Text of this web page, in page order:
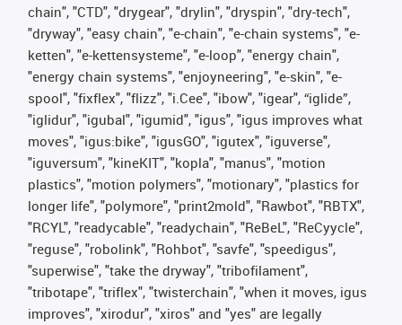
chain", "CTD", "drygear", "drylin", "dryspin", "dry-tech",
"dryway", "easy chain", "e-chain", "e-chain systems", "e-
ketten", "e-kettensysteme", "e-loop", "energy chain",
"energy chain systems", "enjoyneering", "e-skin", "e-
spool", "fixflex", "flizz", "i.Cee", "ibow", "igear", “iglide”,
"iglidur", "igubal", "igumid", "igus", "igus improves what
moves", "igus:bike", "igusGO", "igutex", "iguverse",
"iguversum", "kineKIT", "kopla", "manus", "motion
plastics", "motion polymers", "motionary", "plastics for
longer life", "polymore", "print2mold", "Rawbot", "RBTX",
"RCYL", "readycable", "readychain", "ReBeL", "ReCyycle",
"reguse", "robolink", "Rohbot", "savfe", "speedigus",
"superwise", "take the dryway", "tribofilament",
"tribotape", "triflex", "twisterchain", "when it moves, igus
improves", "xirodur", "xiros" and "yes" are legally